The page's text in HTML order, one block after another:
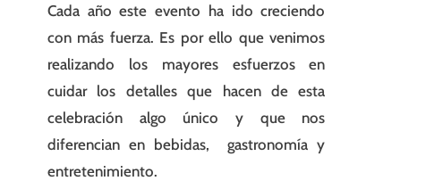
Cada año este evento ha ido creciendo
con más fuerza. Es por ello que venimos
realizando los mayores esfuerzos en
cuidar los detalles que hacen de esta
celebración algo único y que nos
diferencian en bebidas, gastronomía y
entretenimiento.